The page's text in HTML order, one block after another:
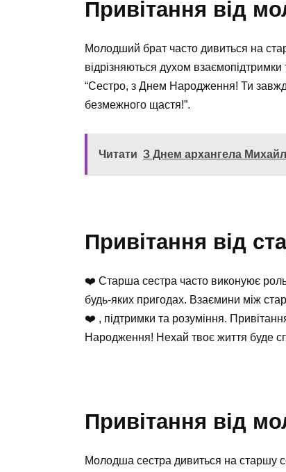
Привітання від
Молодший брат часто дивиться на
відрізняються духом
“Сестро, з Днем Народження! Ти
безмежного щастя!”.
Читати З Днем архангела
Привітання від
‍❤️‍ Старша сестра часто виконуює
будь-яких пригодах. Взаємини між
❤️‍ , підтримки та розуміння.
Народження! Нехай твоє життя буде
Привітання від
Молодша сестра дивиться на старшу